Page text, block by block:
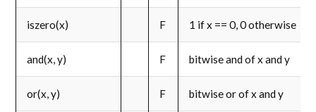
iszero(x) F 1 if x == 0, 0 otherwise
and(x, y) F bitwise and of x and y
or(x, y) F bitwise or of x and y